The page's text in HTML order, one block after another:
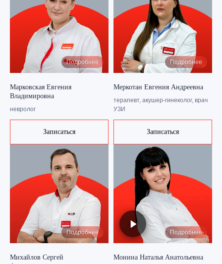
Подробнее
Марковская Евгения
Владимировна
невролог
Записаться
Подробнее
Меркотан Евгения Андреевна
терапевт, акушер-гинеколог, врач
УЗИ
Записаться
Подробнее
Михайлов Сергей
Подробнее
Монина Наталья Анатольевна